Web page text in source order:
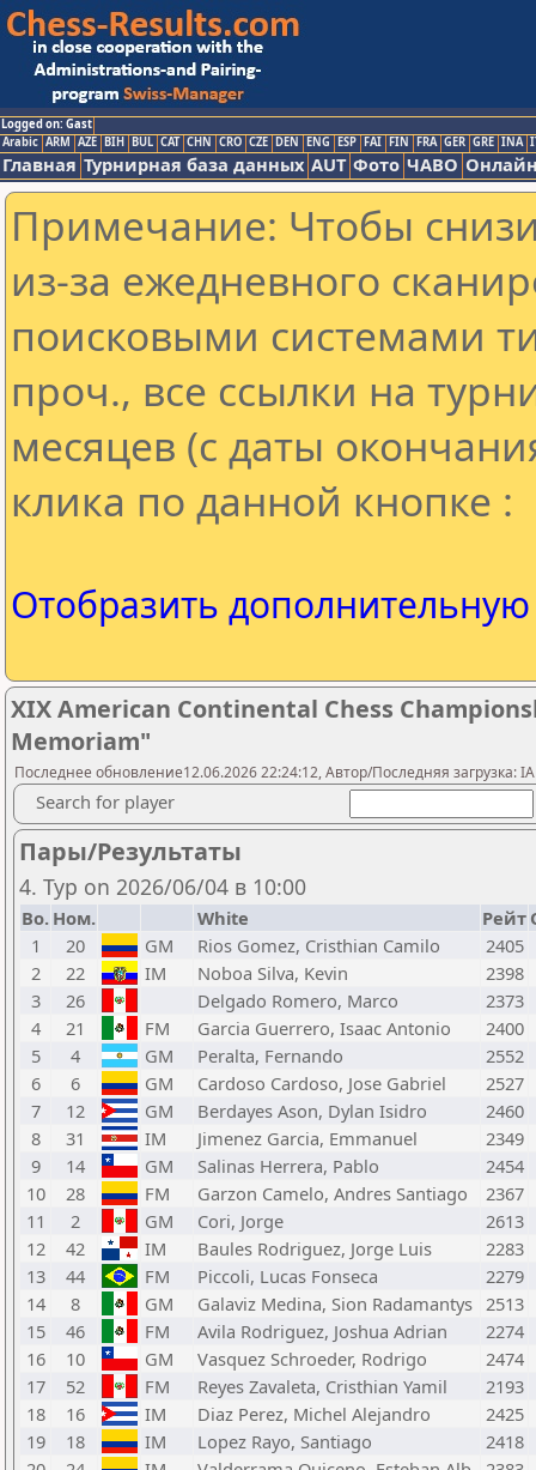
Logged on: Gast
Arabic ARM AZE BIH BUL CAT CHN CRO CZE DEN ENG ESP FAI FIN FRA GER GRE INA
Главная Турнирная база данных AUT Фото ЧАВО
Примечание: Чтобы
из-за ежедневного
поисковыми системами
проч., все ссылки на
месяцев (с даты
клика по данной кнопке :
Отобразить
XIX American Continental Chess
Memoriam"
Последнее обновление12.06.2026 22:24:12, Автор/Последняя загрузка:
Search for player
Пары/Результаты
4. Тур on 2026/06/04 в 10:00
Bo. Ном. White Рейт
1
20 GM Rios Gomez, Cristhian Camilo
2405
2
22 IM Noboa Silva, Kevin
2398
3
26 Delgado Romero, Marco
2373
4
21 FM Garcia Guerrero, Isaac Antonio
2400
5
4 GM Peralta, Fernando
2552
6
6 GM Cardoso Cardoso, Jose Gabriel
2527
7
12 GM Berdayes Ason, Dylan Isidro
2460
8
31 IM Jimenez Garcia, Emmanuel
2349
9
14 GM Salinas Herrera, Pablo
2454
10
28 FM Garzon Camelo, Andres Santiago
2367
11
2 GM Cori, Jorge
2613
12
42 IM Baules Rodriguez, Jorge Luis
2283
13
44 FM Piccoli, Lucas Fonseca
2279
14
8 GM Galaviz Medina, Sion Radamantys 2513
15
46 FM Avila Rodriguez, Joshua Adrian
2274
16
10 GM Vasquez Schroeder, Rodrigo
2474
17
52 FM Reyes Zavaleta, Cristhian Yamil
2193
18
16 IM Diaz Perez, Michel Alejandro
2425
19
18 IM Lopez Rayo, Santiago
2418